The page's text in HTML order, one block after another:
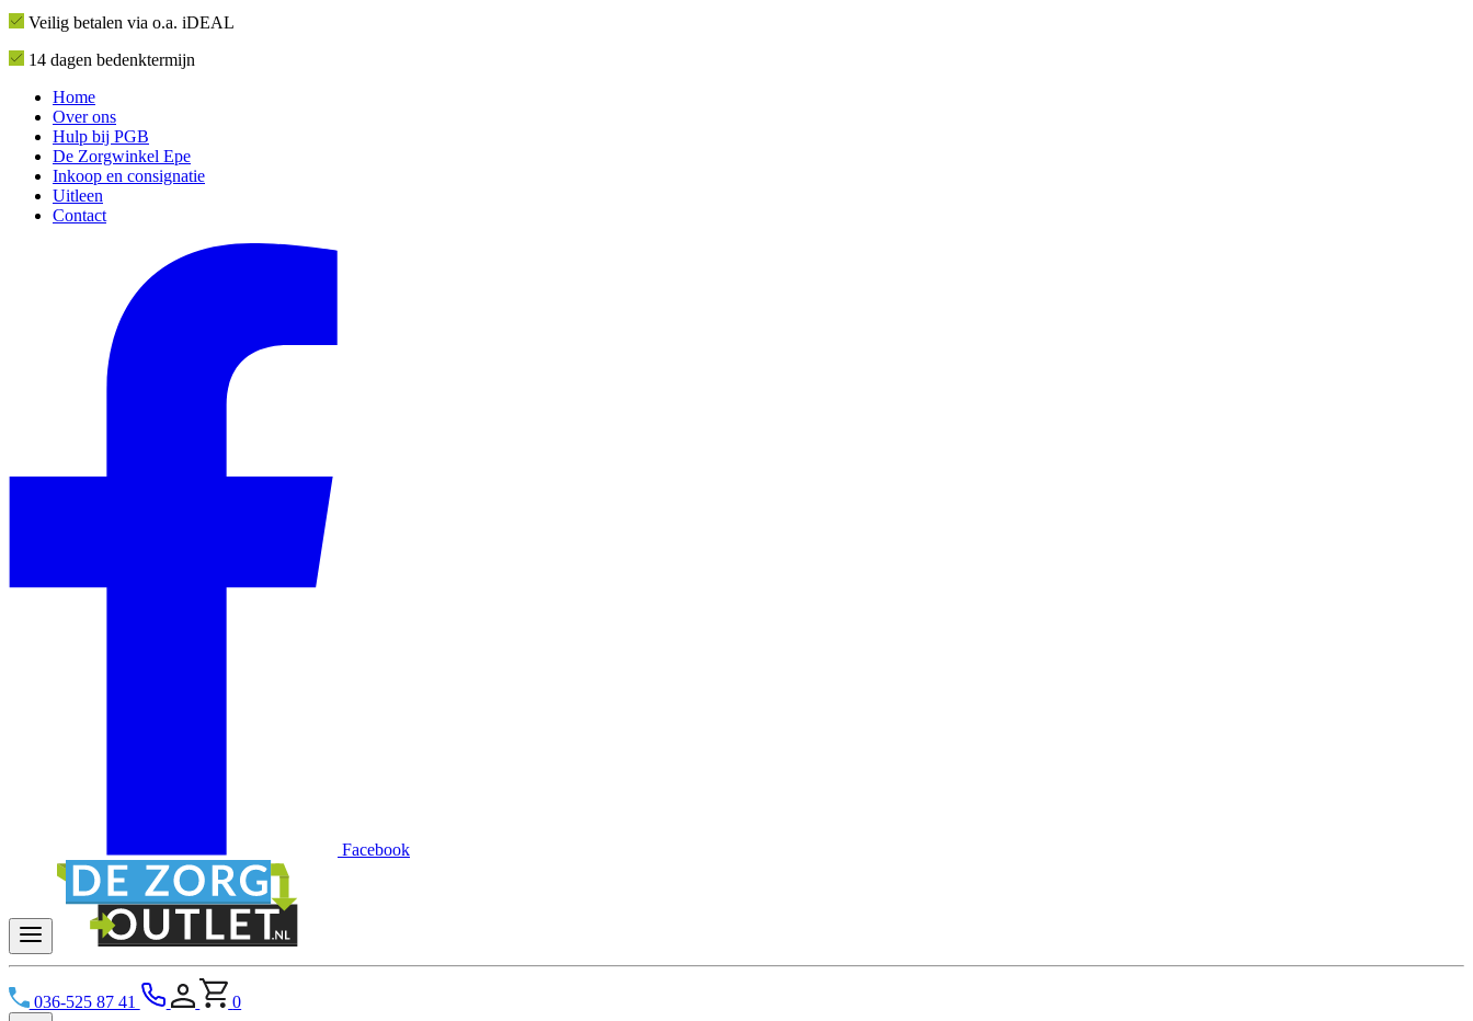
Veilig betalen via o.a. iDEAL
14 dagen bedenktermijn
Home
Over ons
Hulp bij PGB
De Zorgwinkel Epe
Inkoop en consignatie
Uitleen
Contact
Facebook
036-525 87 41 0